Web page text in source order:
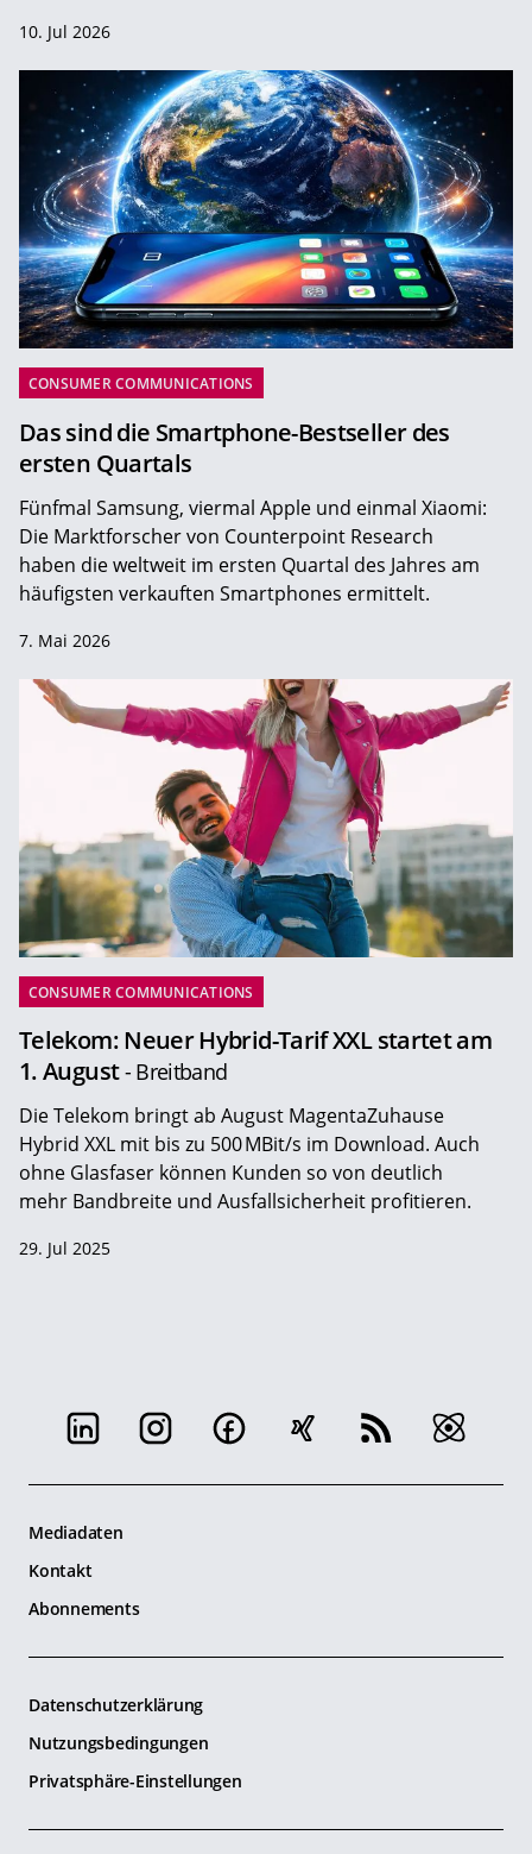
10. Jul 2026
CONSUMER COMMUNICATIONS
Das sind die Smartphone-Bestseller des
ersten Quartals
Fünfmal Samsung, viermal Apple und einmal Xiaomi:
Die Marktforscher von Counterpoint Research
haben die weltweit im ersten Quartal des Jahres am
häufigsten verkauften Smartphones ermittelt.
7. Mai 2026
CONSUMER COMMUNICATIONS
Telekom: Neuer Hybrid-Tarif XXL startet am
1. August- Breitband
Die Telekom bringt ab August MagentaZuhause
Hybrid XXL mit bis zu 500 MBit/s im Download. Auch
ohne Glasfaser können Kunden so von deutlich
mehr Bandbreite und Ausfallsicherheit profitieren.
29. Jul 2025
Mediadaten
Kontakt
Abonnements
Datenschutzerklärung
Nutzungsbedingungen
Privatsphäre-Einstellungen